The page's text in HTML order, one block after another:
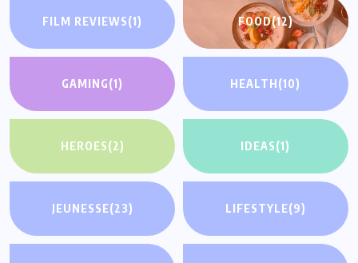
FILM REVIEWS(1) FOOD(12)
GAMING(1) HEALTH(10)
HEROES(2) IDEAS(1)
JEUNESSE(23) LIFESTYLE(9)